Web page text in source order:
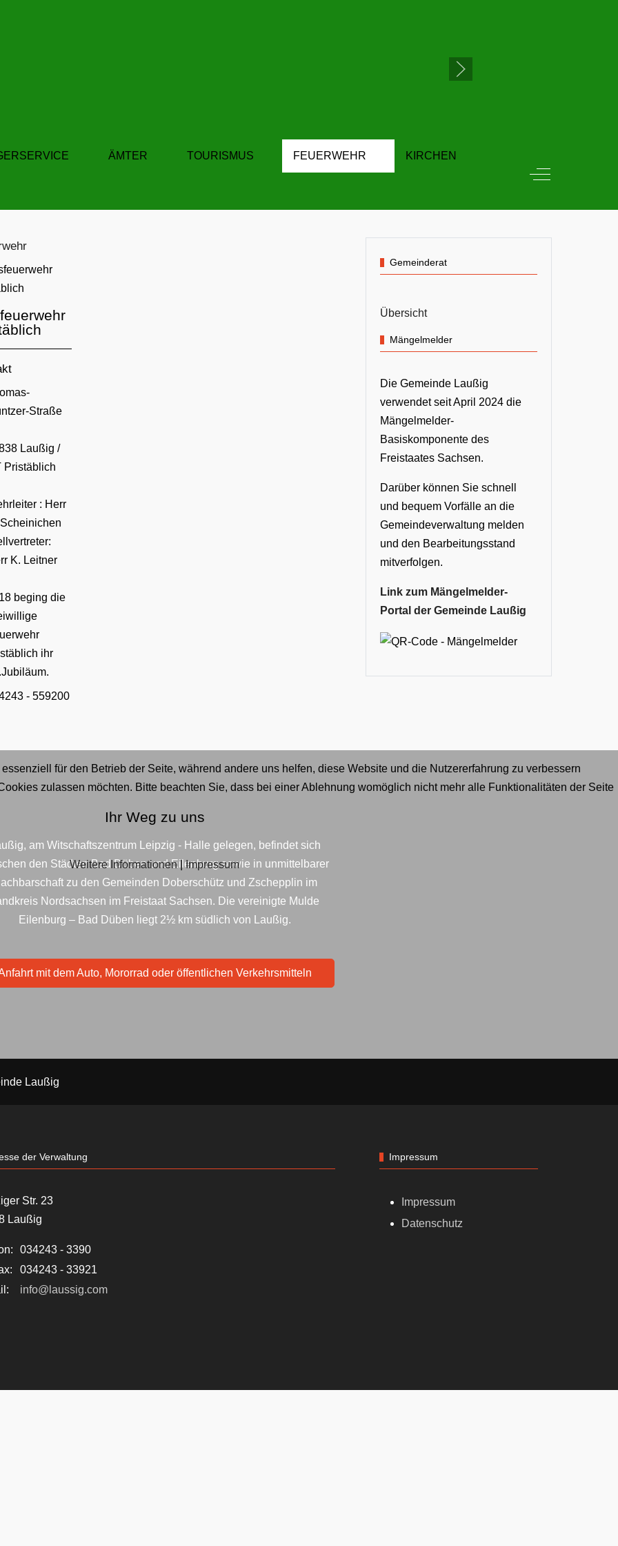
ÄMTER TOURISMUS FEUERWEHR KIRCHEN
Off-Canvas
Straße
Laußig /
Pristäblich
: Herr
K. Leitner
beging die
ihr
- 559200
Gemeinderat
Übersicht
Mängelmelder
Die Gemeinde Laußig
verwendet seit April 2024 die
Mängelmelder-
Basiskomponente des
Freistaates Sachsen.
Darüber können Sie schnell
und bequem Vorfälle an die
Gemeindeverwaltung melden
und den Bearbeitungsstand
mitverfolgen.
Link zum Mängelmelder-
Portal der Gemeinde Laußig
Ihr Weg zu uns
am Witschaftszentrum Leipzig - Halle gelegen, befindet sich
den Städten Bad Düben und Eilenburg sowie in unmittelbarer
zu den Gemeinden Doberschütz und Zschepplin im
Nordsachsen im Freistaat Sachsen. Die vereinigte Mulde
Eilenburg – Bad Düben liegt 2½ km südlich von Laußig.
mit dem Auto, Mororrad oder öffentlichen Verkehrsmitteln
Laußig
der Verwaltung
Str. 23
Laußig
034243 - 3390
034243 - 33921
info@laussig.com
Impressum
Impressum
Datenschutz
für den Betrieb der Seite, während andere uns helfen, diese Website und die Nutzererfahrung zu verbessern
zulassen möchten. Bitte beachten Sie, dass bei einer Ablehnung womöglich nicht mehr alle Funktionalitäten der Seite
Weitere Informationen|Impressum